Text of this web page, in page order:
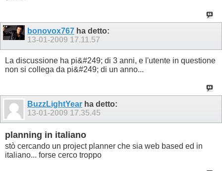
bonovox767 ha detto:
13-01-2009 17.11.57
La discussione ha pi&#249; di 3 anni, e l'utente in questione
non si collega da pi&#249; di un anno...
BuzzLightYear ha detto:
13-01-2009 17.35.45
planning in italiano
stò cercando un project planner che sia web based ed in
italiano... forse cerco troppo